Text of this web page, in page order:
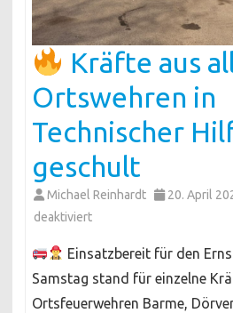
Kräfte aus
Ortswehren in
Technischer
geschult
Michael Reinhardt 20. April
deaktiviertfür
Kräfte
aus
allen
Einsatzbereit für den
Samstag stand für einzelne
Ortsfeuerwehren Barme,